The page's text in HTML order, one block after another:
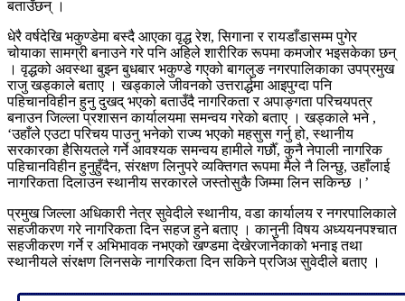
बताउँछन् ।
धेरै वर्षदेखि भकुण्डेमा बस्दै आएका वृद्ध रेश, सिगाना र रायडाँडासम्म पुगेर
चोयाका सामग्री बनाउने गरे पनि अहिले शारीरिक रूपमा कमजोर भइसकेका छन्
। वृद्धको अवस्था बुझ्न बुधबार भकुण्डे गएको बागलुङ नगरपालिकाका उपप्रमुख
राजु खड्काले बताए । खड्काले जीवनको उत्तरार्द्धमा आइपुग्दा पनि
पहिचानविहीन हुनु दुखद् भएको बताउँदै नागरिकता र अपाङ्गता परिचयपत्र
बनाउन जिल्ला प्रशासन कार्यालयमा समन्वय गरेको बताए । खड्काले भने ,
‘उहाँले एउटा परिचय पाउनु भनेको राज्य भएको महसुस गर्नु हो, स्थानीय
सरकारका हैसियतले गर्ने आवश्यक समन्वय हामीले गर्छौँ, कुनै नेपाली नागरिक
पहिचानविहीन हुनुहुँदैन, संरक्षण लिनुपरे व्यक्तिगत रूपमा मैले नै लिन्छु, उहाँलाई
नागरिकता दिलाउन स्थानीय सरकारले जस्तोसुकै जिम्मा लिन सकिन्छ ।’
प्रमुख जिल्ला अधिकारी नेत्र सुवेदीले स्थानीय, वडा कार्यालय र नगरपालिकाले
सहजीकरण गरे नागरिकता दिन सहज हुने बताए । कानुनी विषय अध्ययनपश्चात
सहजीकरण गर्ने र अभिभावक नभएको खण्डमा देखेरजानेकाको भनाइ तथा
स्थानीयले संरक्षण लिनसके नागरिकता दिन सकिने प्रजिअ सुवेदीले बताए ।